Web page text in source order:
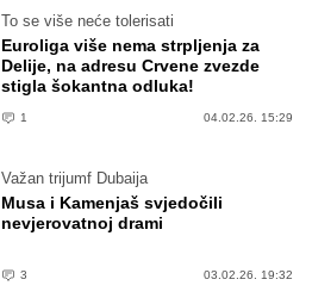
To se više neće tolerisati
Euroliga više nema strpljenja za
Delije, na adresu Crvene zvezde
stigla šokantna odluka!
1 04.02.26. 15:29
Važan trijumf Dubaija
Musa i Kamenjaš svjedočili
nevjerovatnoj drami
3 03.02.26. 19:32